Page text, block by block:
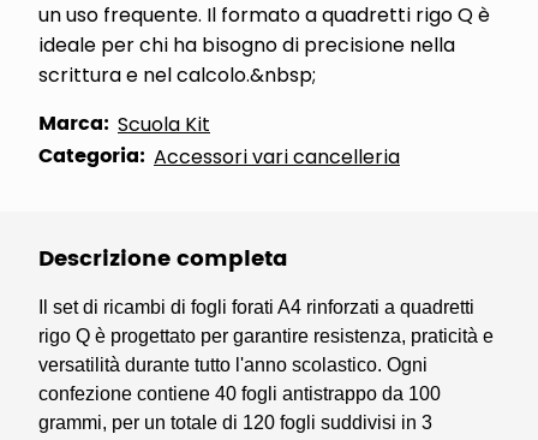
un uso frequente. Il formato a quadretti rigo Q è
ideale per chi ha bisogno di precisione nella
scrittura e nel calcolo.&nbsp;
Marca: Scuola Kit
Categoria: Accessori vari cancelleria
Descrizione completa
Il set di ricambi di fogli forati A4 rinforzati a quadretti
rigo Q è progettato per garantire resistenza, praticità e
versatilità durante tutto l'anno scolastico. Ogni
confezione contiene 40 fogli antistrappo da 100
grammi, per un totale di 120 fogli suddivisi in 3